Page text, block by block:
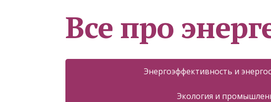
Все про
Энергоэффективность и
Экология и